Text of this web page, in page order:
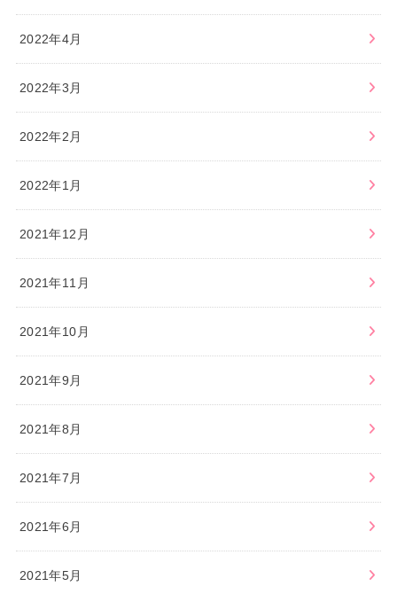
2022年4月
2022年3月
2022年2月
2022年1月
2021年12月
2021年11月
2021年10月
2021年9月
2021年8月
2021年7月
2021年6月
2021年5月